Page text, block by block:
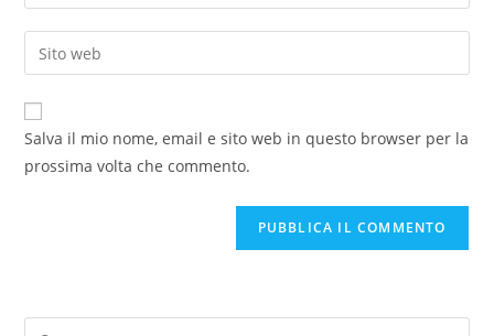
Salva il mio nome, email e sito web in questo browser per la
prossima volta che commento.